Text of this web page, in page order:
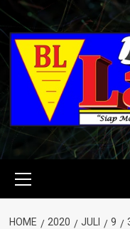
Skip
to
content
Menu
HOME 2020 JULI 9